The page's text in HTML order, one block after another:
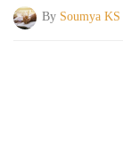
By Soumya KS